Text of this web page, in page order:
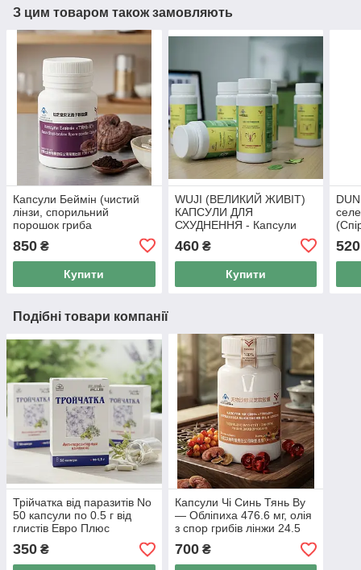
З цим товаром також замовляють
Капсули Беймін (чистий
лінзи, спорильний
порошок гриба
капс по 0,5
850 ₴
Купити
WUJI (ВЕЛИКИЙ ЖИВІТ)
КАПСУЛИ ДЛЯ
СХУДНЕННЯ - Капсули
для схуднення Тянь Ву, 50
капс
460₴
Купити
520
Подібні товари компанії
Трійчатка від паразитів No
50 капсули по 0.5 г від
глистів Евро Плюс
350 ₴
Капсули Чі Синь Тянь Ву
— Обліпиха 476.6 мг, олія
з спор грибів лінжи 24.5
мг. 0.5г Х 60 капсул
700₴